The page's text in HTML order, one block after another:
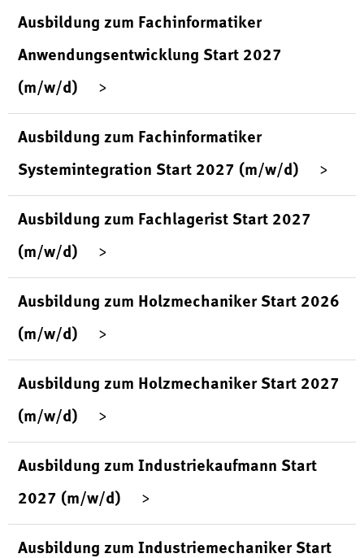
Ausbildung zum Fachinformatiker
Anwendungsentwicklung Start 2027
(m/w/d)
Ausbildung zum Fachinformatiker
Systemintegration Start 2027 (m/w/d)
Ausbildung zum Fachlagerist Start 2027
(m/w/d)
Ausbildung zum Holzmechaniker Start 2026
(m/w/d)
Ausbildung zum Holzmechaniker Start 2027
(m/w/d)
Ausbildung zum Industriekaufmann Start
2027 (m/w/d)
Ausbildung zum Industriemechaniker Start